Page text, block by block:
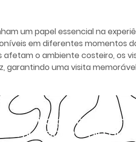
um papel essencial na
em diferentes momentos
o ambiente costeiro, os
garantindo uma visita
perfeito para sua
incrível economia